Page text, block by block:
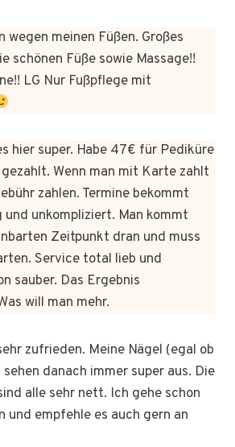
wegen meinen Füßen. Großes
schönen Füße sowie Massage!!
LG Nur Fußpflege mit
hier super. Habe 47€ für Pediküre
Wenn man mit Karte zahlt
zahlen. Termine bekommt
unkompliziert. Man kommt
Zeitpunkt dran und muss
Service total lieb und
sauber. Das Ergebnis
will man mehr.
zufrieden. Meine Nägel (egal ob
danach immer super aus. Die
alle sehr nett. Ich gehe schon
und empfehle es auch gern an